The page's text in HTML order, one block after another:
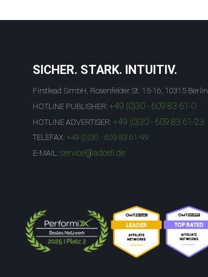
SICHER. STARK. INTUITIV.
Firstlead GmbH, Rosenfelder St. 15-16, 10315 Berlin
HOTLINE PUBLISHER: +49 (0)30 - 609 83 61-0
HOTLINE ADVERTISER: +49 (0)30 - 609 83 61-23
TELEFAX: +49 (0)30 - 609 83 61-99
E-MAIL: service@adcell.de